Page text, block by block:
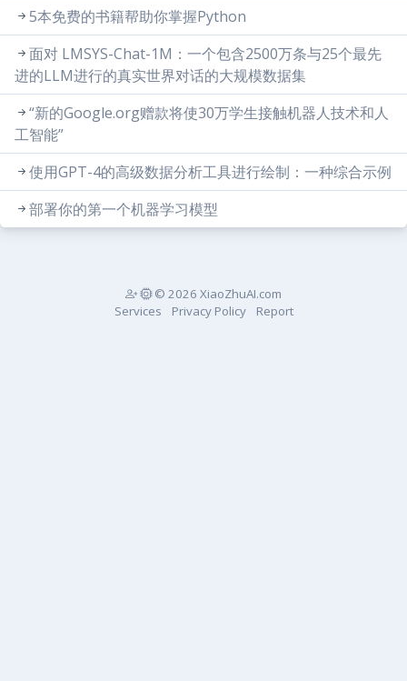
5本免费的书籍帮助你掌握Python
面对 LMSYS-Chat-1M：一个包含2500万条与25个最先
进的LLM进行的真实世界对话的大规模数据集
“新的Google.org赠款将使30万学生接触机器人技术和人
工智能”
使用GPT-4的高级数据分析工具进行绘制：一种综合示例
部署你的第一个机器学习模型
© 2026 XiaoZhuAI.com
Services
Privacy Policy Report